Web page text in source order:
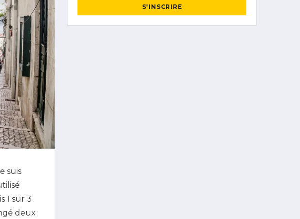
suis
1 sur 3
deux
S'INSCRIRE